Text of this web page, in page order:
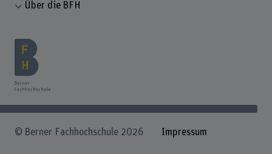
Über die BFH
© Berner Fachhochschule 2026 Impressum